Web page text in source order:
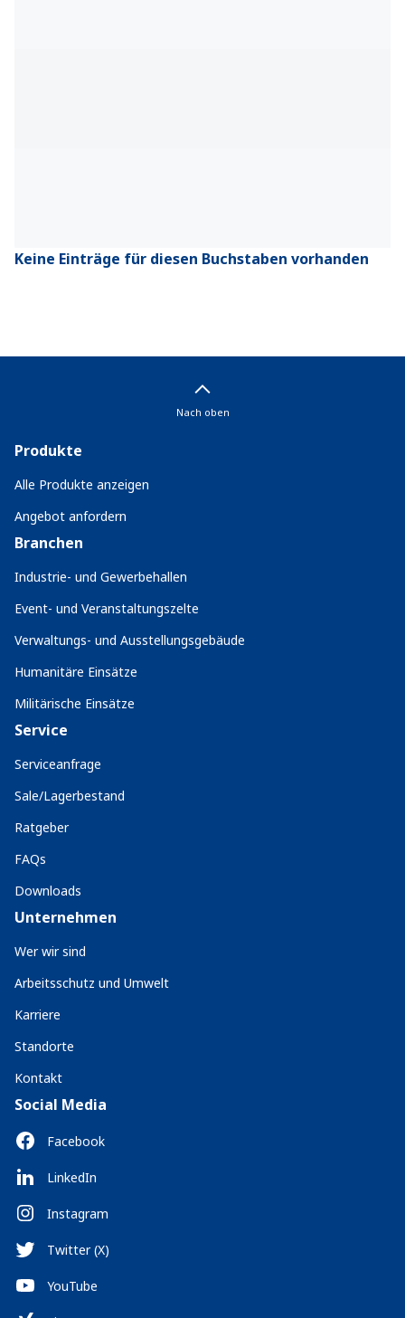
Keine Einträge für diesen Buchstaben vorhanden
Nach oben
Produkte
Alle Produkte anzeigen
Angebot anfordern
Branchen
Industrie- und Gewerbehallen
Event- und Veranstaltungszelte
Verwaltungs- und Ausstellungsgebäude
Humanitäre Einsätze
Militärische Einsätze
Service
Serviceanfrage
Sale/Lagerbestand
Ratgeber
FAQs
Downloads
Unternehmen
Wer wir sind
Arbeitsschutz und Umwelt
Karriere
Standorte
Kontakt
Social Media
Facebook
LinkedIn
Instagram
Twitter (X)
YouTube